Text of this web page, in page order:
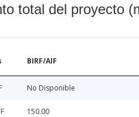
total del proyecto
BIRF/AIF
No Disponible
150.00